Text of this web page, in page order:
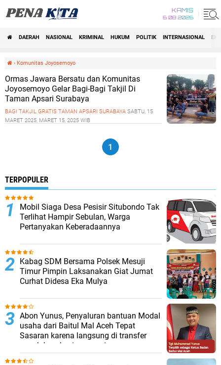
KAMIS
6 08 2026
DAERAH NASIONAL KRIMINAL HUKUM POLITIK INTERNASIONAL
› Komunitas Joyosemoyo
Ormas Jawara Bersatu dan Komunitas
Joyosemoyo Gelar Bagi-Bagi Takjil Di
Taman Apsari Surabaya
BAGI TAKJIL GRATIS TAMAN APSARI SURABAYA SABTU, 15
MARET 2025, MARET 15, 2025 WIB
1
TERPOPULER
Mobil Siaga Desa Pesisir Situbondo Tak
Terlihat Hampir Sebulan, Warga
Pertanyakan Keberadaannya
Kabag SDM Bersama Polsek Mesuji
Timur Pimpin Laksanakan Giat Jumat
Curhat Didesa Eka Mulya
Abon Yunus, Penyaluran bantuan Modal
usaha dari Baitul Mal Aceh Tepat
Sasaran karena langsung di transfer
penuh ke rekening penerima